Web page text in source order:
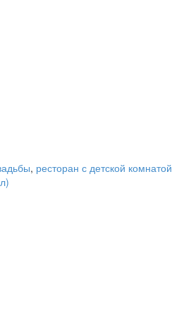
, ресторан с детской комнатой